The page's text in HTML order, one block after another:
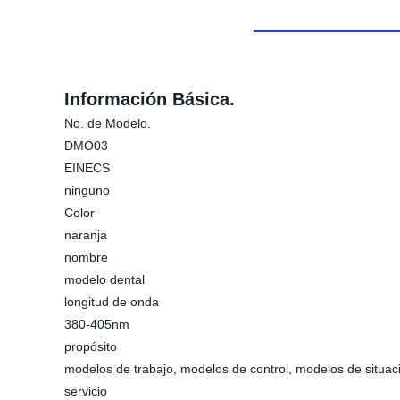
Información Básica.
No. de Modelo.
DMO03
EINECS
ninguno
Color
naranja
nombre
modelo dental
longitud de onda
380-405nm
propósito
modelos de trabajo, modelos de control, modelos de
servicio